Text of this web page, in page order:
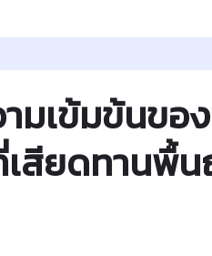
เข้มข้นของ
สียดทานพื้